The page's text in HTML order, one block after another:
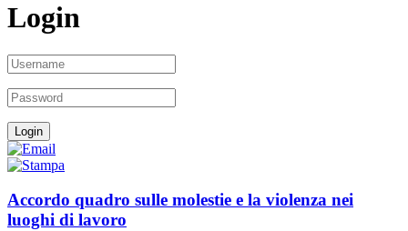
Login
Accordo quadro sulle molestie e la violenza nei
luoghi di lavoro